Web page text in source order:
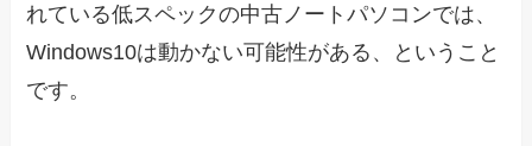
れている低スペックの中古ノートパソコンでは、
Windows10は動かない可能性がある、ということ
です。